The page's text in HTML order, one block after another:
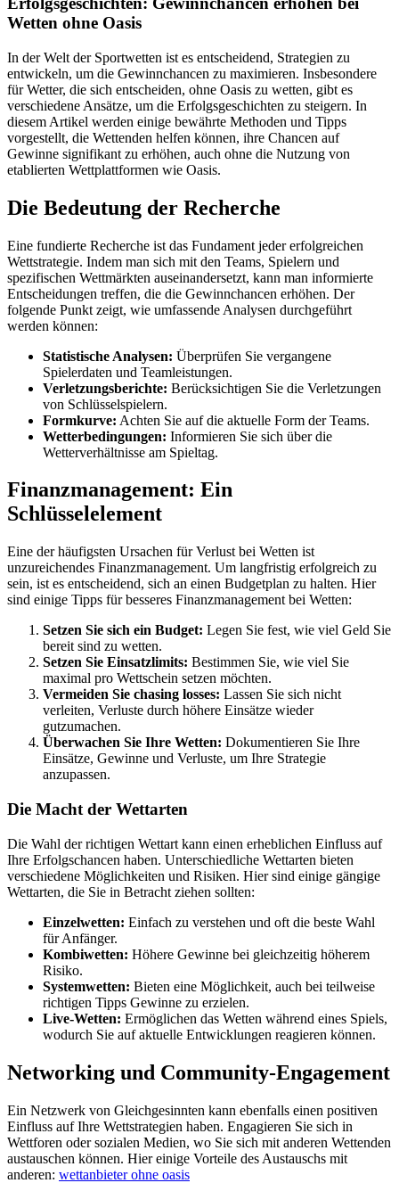
Wetten ohne Oasis
In der Welt der Sportwetten ist es entscheidend, Strategien zu
entwickeln, um die Gewinnchancen zu maximieren. Insbesondere
für Wetter, die sich entscheiden, ohne Oasis zu wetten, gibt es
verschiedene Ansätze, um die Erfolgsgeschichten zu steigern. In
diesem Artikel werden einige bewährte Methoden und Tipps
vorgestellt, die Wettenden helfen können, ihre Chancen auf
Gewinne signifikant zu erhöhen, auch ohne die Nutzung von
etablierten Wettplattformen wie Oasis.
Die Bedeutung der Recherche
Eine fundierte Recherche ist das Fundament jeder erfolgreichen
Wettstrategie. Indem man sich mit den Teams, Spielern und
spezifischen Wettmärkten auseinandersetzt, kann man informierte
Entscheidungen treffen, die die Gewinnchancen erhöhen. Der
folgende Punkt zeigt, wie umfassende Analysen durchgeführt
werden können:
Statistische Analysen: Überprüfen Sie vergangene
Spielerdaten und Teamleistungen.
Verletzungsberichte: Berücksichtigen Sie die Verletzungen
von Schlüsselspielern.
Formkurve: Achten Sie auf die aktuelle Form der Teams.
Wetterbedingungen: Informieren Sie sich über die
Wetterverhältnisse am Spieltag.
Finanzmanagement: Ein
Schlüsselelement
Eine der häufigsten Ursachen für Verlust bei Wetten ist
unzureichendes Finanzmanagement. Um langfristig erfolgreich zu
sein, ist es entscheidend, sich an einen Budgetplan zu halten. Hier
sind einige Tipps für besseres Finanzmanagement bei Wetten:
Setzen Sie sich ein Budget: Legen Sie fest, wie viel Geld Sie
bereit sind zu wetten.
Setzen Sie Einsatzlimits: Bestimmen Sie, wie viel Sie
maximal pro Wettschein setzen möchten.
Vermeiden Sie chasing losses: Lassen Sie sich nicht
verleiten, Verluste durch höhere Einsätze wieder
gutzumachen.
Überwachen Sie Ihre Wetten: Dokumentieren Sie Ihre
Einsätze, Gewinne und Verluste, um Ihre Strategie
anzupassen.
Die Macht der Wettarten
Die Wahl der richtigen Wettart kann einen erheblichen Einfluss auf
Ihre Erfolgschancen haben. Unterschiedliche Wettarten bieten
verschiedene Möglichkeiten und Risiken. Hier sind einige gängige
Wettarten, die Sie in Betracht ziehen sollten:
Einzelwetten: Einfach zu verstehen und oft die beste Wahl
für Anfänger.
Kombiwetten: Höhere Gewinne bei gleichzeitig höherem
Risiko.
Systemwetten: Bieten eine Möglichkeit, auch bei teilweise
richtigen Tipps Gewinne zu erzielen.
Live-Wetten: Ermöglichen das Wetten während eines Spiels,
wodurch Sie auf aktuelle Entwicklungen reagieren können.
Networking und Community-Engagement
Ein Netzwerk von Gleichgesinnten kann ebenfalls einen positiven
Einfluss auf Ihre Wettstrategien haben. Engagieren Sie sich in
Wettforen oder sozialen Medien, wo Sie sich mit anderen Wettenden
austauschen können. Hier einige Vorteile des Austauschs mit
anderen: wettanbieter ohne oasis